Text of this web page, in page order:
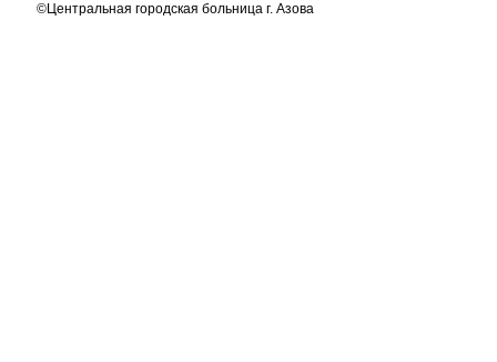
©Центральная городская больница г. Азова